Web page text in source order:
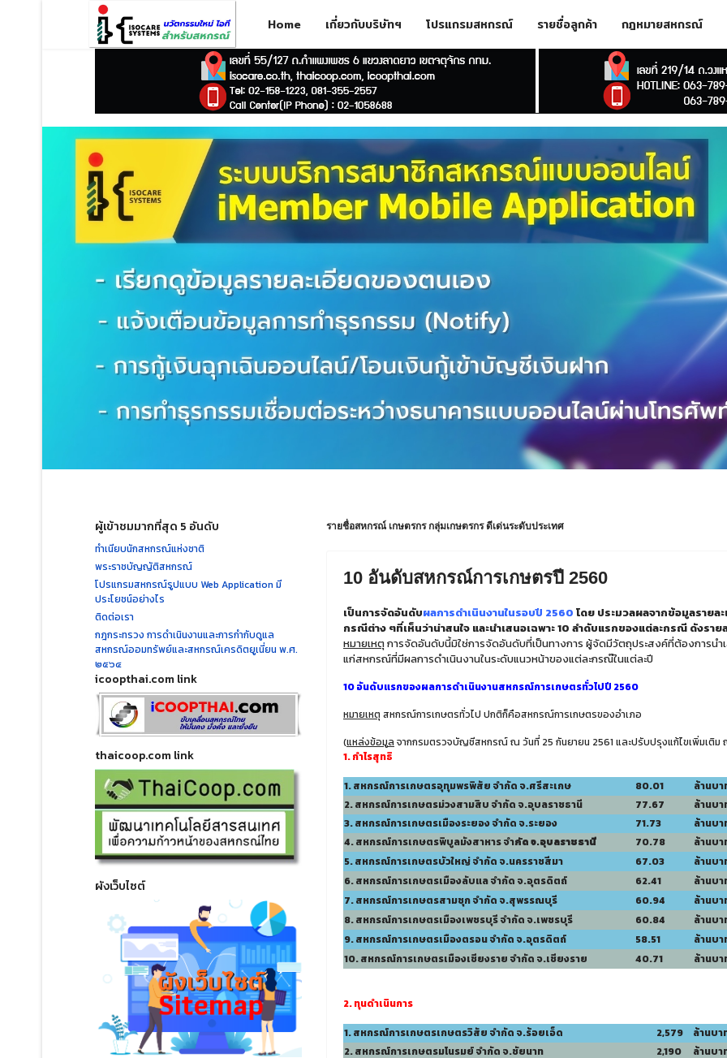
Home เกี่ยวกับบริษัทฯ โปรแกรมสหกรณ์ รายชื่อลูกค้า กฎหมายสหกรณ์
ผู้เข้าชมมากที่สุด 5 อันดับ
ทำเนียบนักสหกรณ์แห่งชาติ
พระราชบัญญัติสหกรณ์
โปรแกรมสหกรณ์รูปแบบ Web Application มี
ประโยชน์อย่างไร
ติดต่อเรา
กฎกระทรวง การดำเนินงานและการกำกับดูแล
สหกรณ์ออมทรัพย์และสหกรณ์เครดิตยูเนี่ยน พ.ศ.
๒๕๖๔
icoopthai.com link
thaicoop.com link
ผังเว็บไซต์
รายชื่อสหกรณ์ เกษตรกร กลุ่มเกษตรกร ดีเด่นระดับประเทศ
10 อันดับสหกรณ์การเกษตรปี 2560
เป็นการจัดอันดับผลการดำเนินงานในรอบปี 2560 โดย ประมวลผลจากข้อมูลราย
กรณีต่าง ๆที่เห็นว่าน่าสนใจ และนำเสนอเฉพาะ 10 ลำดับแรกของแต่ละกรณี ดังราย
หมายเหตุการจัดอันดับนี้มิใช่การจัดอันดับที่เป็นทางการ ผู้จัดมีวัตถุประสงค์ที่ต้องการนำ
แก่สหกรณ์ที่มีผลการดำเนินงานในระดับแนวหน้าของแต่ละกรณ๊ในแต่ละปี
10 อันดับแรกของผลการดำเนินงานสหกรณ์การเกษตรทั่วไปปี 2560
หมายเหตุ สหกรณ์การเกษตรทั่วไป ปกติก็คือสหกรณ์การเกษตรของอำเภอ
(แหล่งข้อมูล จากกรมตรวจบัญชีสหกรณ์ ณ วันที่ 25 กันยายน 2561 และปรับปรุงแก้ไขเพิ่มเติม
1. กำไรสุทธิ
1. สหกรณ์การเกษตรอุทุมพรพิสัย จำกัด จ.ศรีสะเกษ
80.01
ล้านบา
2. สหกรณ์การเกษตรม่วงสามสิบ จำกัด จ.อุบลราชธานี
77.67
ล้านบา
3. สหกรณ์การเกษตรเมืองระยอง จำกัด จ.ระยอง
71.73
ล้านบา
4. สหกรณ์การเกษตรพิบูลมังสาหาร จำกัด จ.อุบลราชธานี 70.78
ล้านบา
5. สหกรณ์การเกษตรบัวใหญ่ จำกัด จ.นครราชสีมา
67.03
ล้านบา
6. สหกรณ์การเกษตรเมืองลับแล จำกัด จ.อุตรดิตถ์
62.41
ล้านบา
7. สหกรณ์การเกษตรสามชุก จำกัด จ.สุพรรณบุรี
60.94
ล้านบา
8. สหกรณ์การเกษตรเมืองเพชรบุรี จำกัด จ.เพชรบุรี
60.84
ล้านบา
9. สหกรณ์การเกษตรเมืองตรอน จำกัด จ.อุตรดิตถ์
58.51
ล้านบา
10. สหกรณ์การเกษตรเมืองเชียงราย จำกัด จ.เชียงราย
40.71 ล้านบา
2. ทุนดำเนินการ
1. สหกรณ์การเกษตรเกษตรวิสัย จำกัด จ.ร้อยเอ็ด
2,579
ล้านบา
2. สหกรณ์การเกษตรมโนรมย์ จำกัด จ.ชัยนาท
2,190
ล้านบา